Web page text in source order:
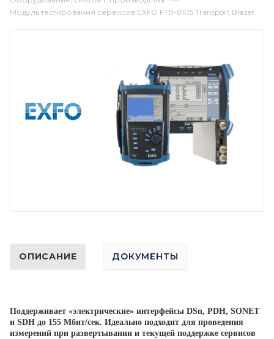
Модуль тестирования сервисов EXFO FTB-8105 Transport Blazer
ОПИСАНИЕ ДОКУМЕНТЫ
Поддерживает «электрические» интерфейсы DSn, PDH, SONET
и SDH до 155 Мбит/сек. Идеально подходит для проведения
измерений при развертывании и текущей поддержке сервисов